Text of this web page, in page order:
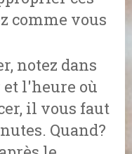
comme vous
notez dans
l'heure où
il vous faut
Quand?